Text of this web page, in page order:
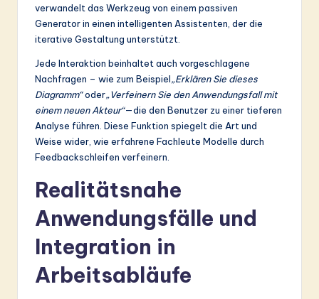
verwandelt das Werkzeug von einem passiven
Generator in einen intelligenten Assistenten, der die
iterative Gestaltung unterstützt.
Jede Interaktion beinhaltet auch vorgeschlagene
Nachfragen – wie zum Beispiel„Erklären Sie dieses
Diagramm“oder„Verfeinern Sie den Anwendungsfall mit
einem neuen Akteur“—die den Benutzer zu einer tieferen
Analyse führen. Diese Funktion spiegelt die Art und
Weise wider, wie erfahrene Fachleute Modelle durch
Feedbackschleifen verfeinern.
Realitätsnahe
Anwendungsfälle und
Integration in
Arbeitsabläufe